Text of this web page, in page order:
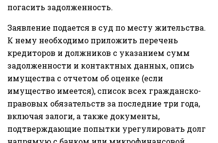
погасить задолженность.
Заявление подается в суд по месту жительства.
К нему необходимо приложить перечень
кредиторов и должников с указанием сумм
задолженности и контактных данных, опись
имущества с отчетом об оценке (если
имущество имеется), список всех гражданско-
правовых обязательств за последние три года,
включая залоги, а также документы,
подтверждающие попытки урегулировать долг